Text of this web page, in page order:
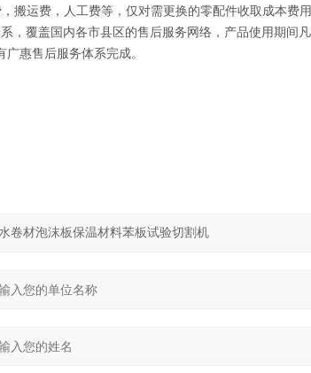
搬运费，人工费等，仅对需更换的零配件收取成本费用
，覆盖国内各市县区的售后服务网络，产品使用期间
广惠售后服务体系完成。